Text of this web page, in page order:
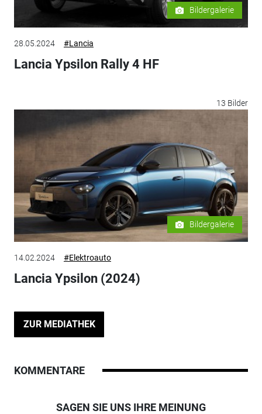
Bildergalerie
28.05.2024 #Lancia
Lancia Ypsilon Rally 4 HF
13 Bilder
Bildergalerie
14.02.2024 #Elektroauto
Lancia Ypsilon (2024)
ZUR MEDIATHEK
KOMMENTARE
SAGEN SIE UNS IHRE MEINUNG